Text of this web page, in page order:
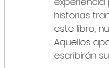
historias
este libro,
Aquellos
escribirán